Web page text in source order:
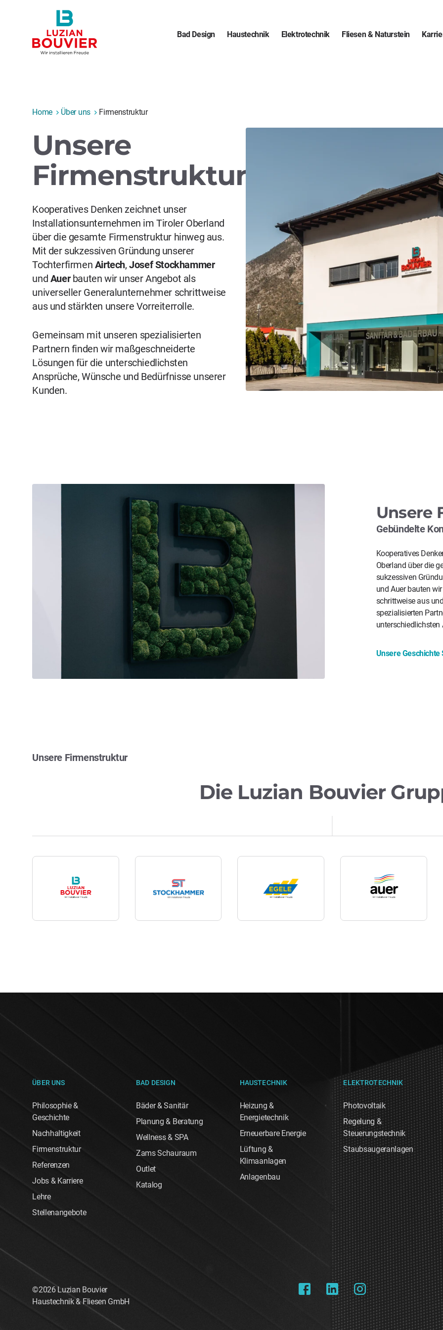
Bad Design Haustechnik Elektrotechnik Fliesen & Naturstein
Home Über uns Firmenstruktur
Unsere
Firmenstruktur
Kooperatives Denken zeichnet unser
Installationsunternehmen im Tiroler Oberland
über die gesamte Firmenstrukturhinweg aus.
Mit der sukzessiven Gründung unserer
Tochterfirmen Airtech,Josef Stockhammer
und Auerbauten wir unser Angebot als
universeller Generalunternehmer schrittweise
aus und stärkten unsere Vorreiterrolle.
Gemeinsam mit unseren spezialisierten
Partnern finden wir maßgeschneiderte
Lösungen für die unterschiedlichsten
Ansprüche, Wünsche und Bedürfnisse unserer
Kunden.
Unsere
Gebündelte
Kooperatives
Oberland über die
sukzessiven
und Auer bauten
schrittweise aus
spezialisierten
unterschiedlichsten
Unsere
Unsere Firmenstruktur
Die Luzian Bouvier
ÜBER UNS
Philosophie &
Geschichte
Nachhaltigkeit
Firmenstruktur
Referenzen
Jobs & Karriere
Lehre
Stellenangebote
BAD DESIGN
Bäder & Sanitär
Planung & Beratung
Wellness & SPA
Zams Schauraum
Outlet
Katalog
HAUSTECHNIK
Heizung &
Energietechnik
Erneuerbare Energie
Lüftung &
Klimaanlagen
Anlagenbau
ELEKTROTECHNIK
Photovoltaik
Regelung &
Steuerungstechnik
Staubsaugeranlagen
©2026 Luzian Bouvier
Haustechnik & Fliesen GmbH